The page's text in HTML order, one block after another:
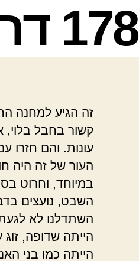
178 דרומה- מרים פיין
זה הגיע למחנה
קשור בחבל בלוי,
עונות. והם חזרו
העור של זה היה
במיוחד, וחרוט
השבט, נועצים
השתדלנו לא
הייתה שדופה, זוג
הייתה כמו בני